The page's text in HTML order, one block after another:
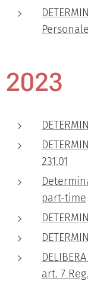
2023
231.01
part-time
art. 7